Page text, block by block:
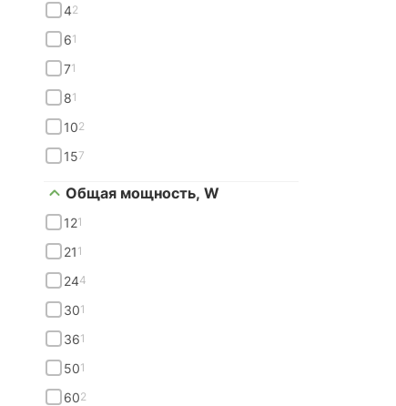
42
61
71
81
102
157
Общая мощность, W
121
21 1
244
301
361
501
602